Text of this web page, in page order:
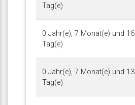
Tag(e)
0 Jahr(e), 7 Monat(e) und 16
Tag(e)
0 Jahr(e), 7 Monat(e) und 13
Tag(e)